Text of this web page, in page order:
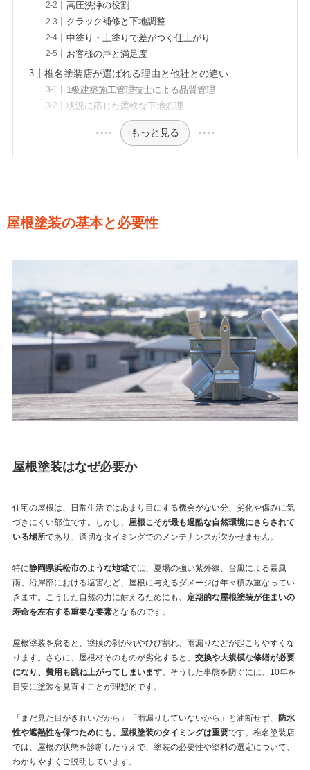
高圧洗浄の役割
クラック補修と下地調整
中塗り・上塗りで差がつく仕上がり
お客様の声と満足度
椎名塗装店が選ばれる理由と他社との違い
1級建築施工管理技士による品質管理
状況に応じた柔軟な下地処理
もっと見る
屋根塗装の基本と必要性
屋根塗装はなぜ必要か
住宅の屋根は、日常生活ではあまり目にする機会がない分、劣化や傷みに気
づきにくい部位です。しかし、 屋根こそが最も過酷な自然環境にさらされて
いる場所であり、適切なタイミングでのメンテナンスが欠かせません。
特に静岡県浜松市のような地域では、夏場の強い紫外線、台風による暴風
雨、沿岸部における塩害など、屋根に与えるダメージは年々積み重なってい
きます。こうした自然の力に耐えるためにも、 定期的な屋根塗装が住まいの
寿命を左右する重要な要素となるのです。
屋根塗装を怠ると、塗膜の剥がれやひび割れ、雨漏りなどが起こりやすくな
ります。さらに、屋根材そのものが劣化すると、 交換や大規模な修繕が必要
になり、費用も跳ね上がってしまいます。そうした事態を防ぐには、10年を
目安に塗装を見直すことが理想的です。
「まだ見た目がきれいだから」「雨漏りしていないから」と油断せず、
防水
性や遮熱性を保つためにも、屋根塗装のタイミングは重要です。椎名塗装店
では、屋根の状態を診断したうえで、塗装の必要性や塗料の選定について、
わかりやすくご説明しています。